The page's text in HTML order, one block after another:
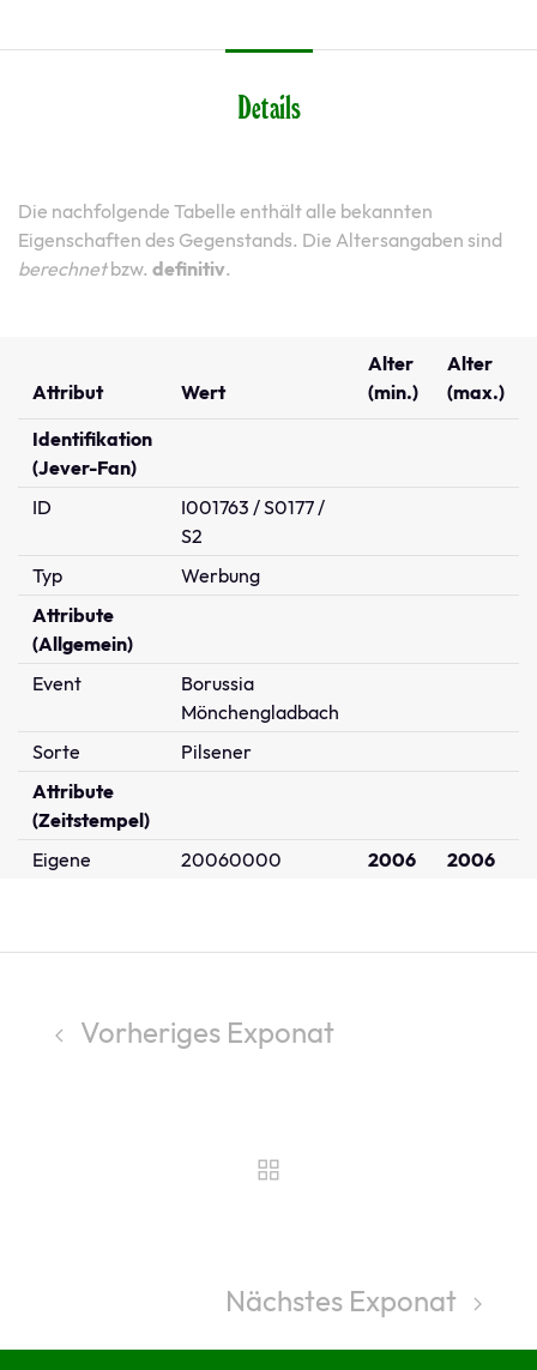
Details
Die nachfolgende Tabelle enthält alle bekannten
Eigenschaften des Gegenstands. Die Altersangaben sind
berechnetbzw. definitiv.
Attribut Wert
Alter
(min.)
Alter
(max.)
Identifikation
(Jever-Fan)
ID
I001763 / S0177 /
S2
Typ
Werbung
Attribute
(Allgemein)
Event
Borussia
Mönchengladbach
Sorte
Pilsener
Attribute
(Zeitstempel)
Eigene
20060000 2006 2006
Vorheriges Exponat
Nächstes Exponat